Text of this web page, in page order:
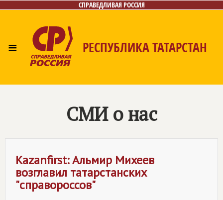
СПРАВЕДЛИВАЯ РОССИЯ
≡ РЕСПУБЛИКА ТАТАРСТАН
Газета
СМИ о нас
Kazanfirst: Альмир Михеев
возглавил татарстанских
"справороссов"